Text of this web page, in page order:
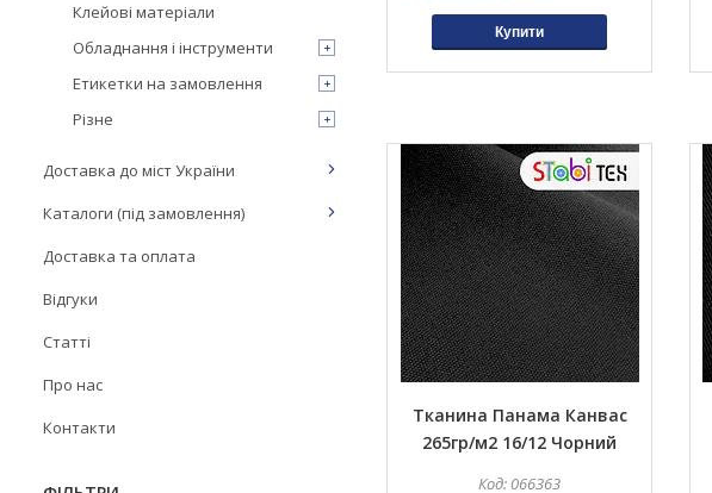
Купити
Тканина Панама Канвас
265гр/м2 16/12 Чорний
066363
Клейові матеріали
Обладнання і інструменти
Етикетки на замовлення
Різне
Доставка до міст України
Каталоги (під замовлення)
Доставка та оплата
Відгуки
Статті
Про нас
Контакти